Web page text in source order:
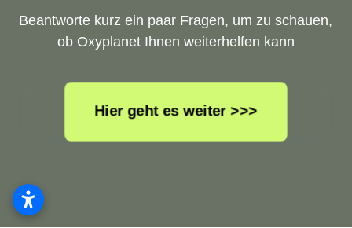
Beantworte kurz ein paar Fragen, um zu schauen,
ob Oxyplanet Ihnen weiterhelfen kann
Hier geht es weiter >>>